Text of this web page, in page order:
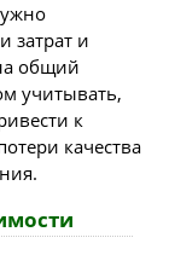
затрат и
общий
учитывать,
к
качества